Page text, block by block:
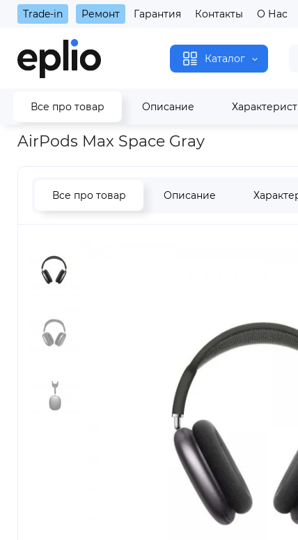
Trade-in Ремонт Гарантия Контакты О Нас
Каталог
Все про товар Описание
Главная Аксессуары Наушники AirPods AirPods
AirPods Max Space Gray
Все про товар Описание